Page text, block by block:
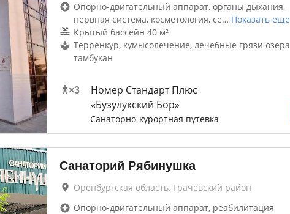
Опорно-двигательный аппарат, органы дыхания,
нервная система, косметология, се… Показать еще
Крытый бассейн 40 м²
Терренкур, кумысолечение, лечебные грязи озера
тамбукан
×3
Номер Стандарт Плюс
«Бузулукский Бор»
Санаторно-курортная путевка
Санаторий Рябинушка
Оренбургская область, Грачёвский район
Опорно-двигательный аппарат, реабилитация